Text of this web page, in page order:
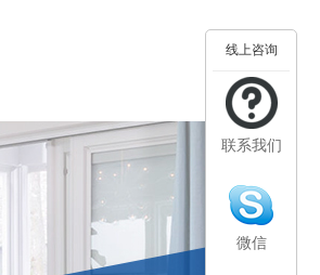
线上咨询
联系我们
微信